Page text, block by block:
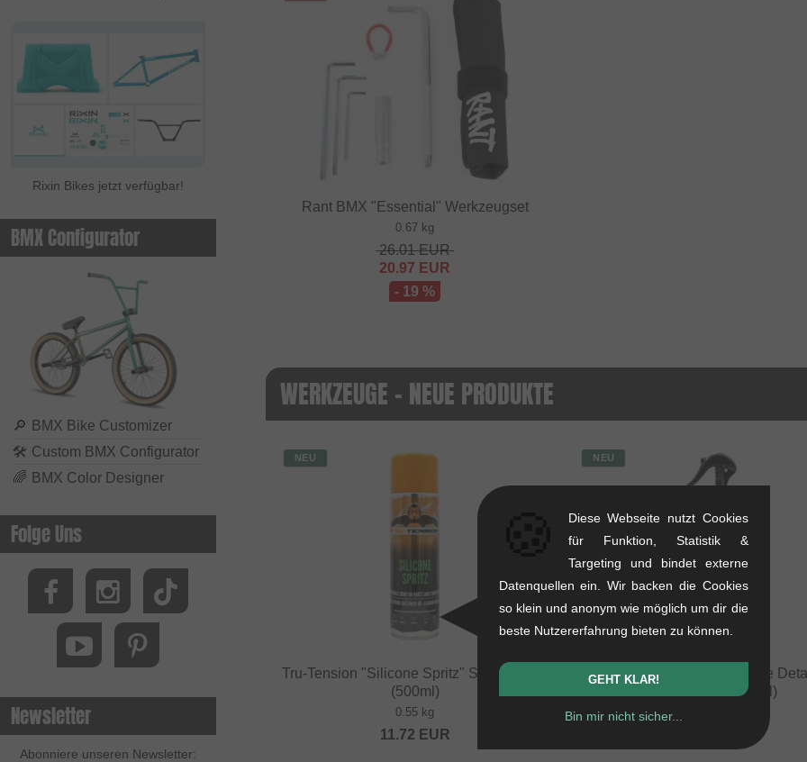
Rixin Bikes jetzt verfügbar!
BMX Configurator
🔎 BMX Bike Customizer
🛠 Custom BMX Configurator
🌈 BMX Color Designer
Folge Uns
Newsletter
Abonniere unseren Newsletter:
Rant BMX "Essential" Werkzeugset
0.67 kg
26.01EUR
20.97 EUR
- 19 %
WERKZEUGE - NEUE PRODUKTE
NEU
Tru-Tension "Silicone Spritz" Silikonspray
(500ml)
0.55 kg
11.72 EUR
NEU
Tru-Tension "Graphene Bike
Pflegespray (400ml)
Diese Webseite nutzt Cookies
für Funktion, Statistik &
Targeting und bindet externe
Datenquellen ein. Wir backen die Cookies
so klein und anonym wie möglich um dir die
beste Nutzererfahrung bieten zu können.
GEHT KLAR!
Bin mir nicht sicher...